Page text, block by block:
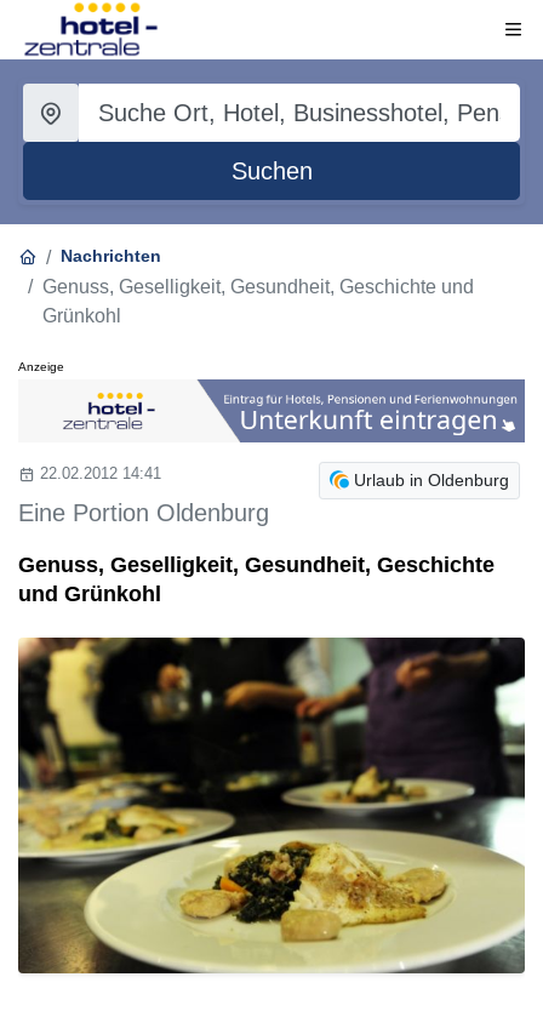
Suchen
Nachrichten
Genuss, Geselligkeit, Gesundheit, Geschichte und
Grünkohl
Anzeige
Urlaub in Oldenburg
22.02.2012 14:41
Eine Portion Oldenburg
Genuss, Geselligkeit, Gesundheit, Geschichte
und Grünkohl